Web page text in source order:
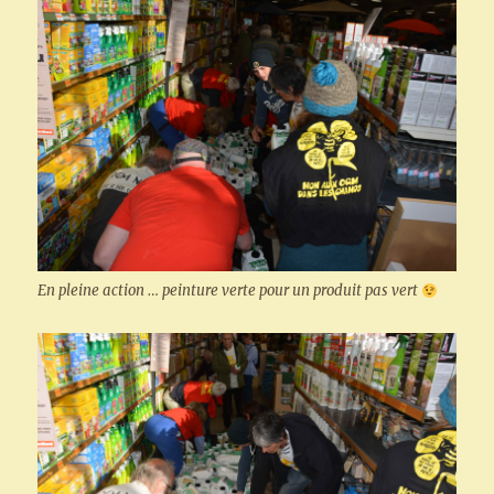
En pleine action … peinture verte pour un produit pas vert